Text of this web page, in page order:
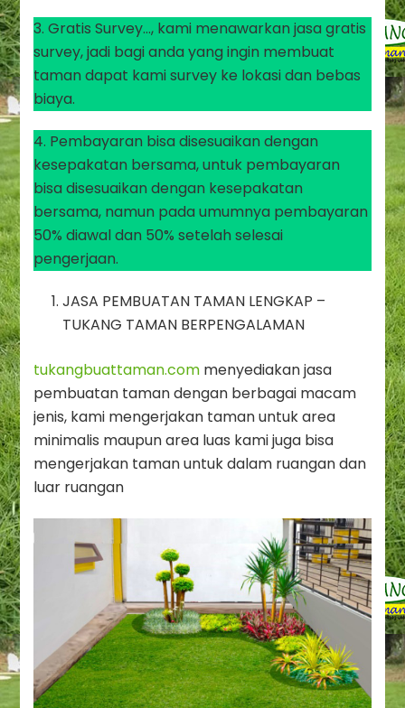
3. Gratis Survey…, kami menawarkan jasa gratis
survey, jadi bagi anda yang ingin membuat
taman dapat kami survey ke lokasi dan bebas
biaya.
4. Pembayaran bisa disesuaikan dengan
kesepakatan bersama, untuk pembayaran
bisa disesuaikan dengan kesepakatan
bersama, namun pada umumnya pembayaran
50% diawal dan 50% setelah selesai
pengerjaan.
JASA PEMBUATAN TAMAN LENGKAP –
TUKANG TAMAN BERPENGALAMAN
tukangbuattaman.com menyediakan jasa
pembuatan taman dengan berbagai macam
jenis, kami mengerjakan taman untuk area
minimalis maupun area luas kami juga bisa
mengerjakan taman untuk dalam ruangan dan
luar ruangan